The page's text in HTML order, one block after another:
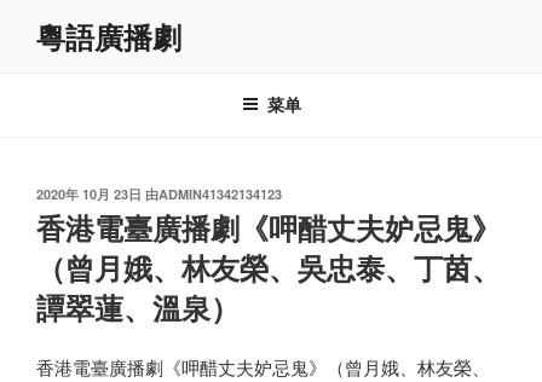
粵語廣播劇
菜单
发
布
于
2020年 10月 23日 由ADMIN41342134123
香港電臺廣播劇《呷醋丈夫妒忌鬼》
（曾月娥、林友榮、吳忠泰、丁茵、
譚翠蓮、溫泉）
香港電臺廣播劇《呷醋丈夫妒忌鬼》（曾月娥、林友榮、